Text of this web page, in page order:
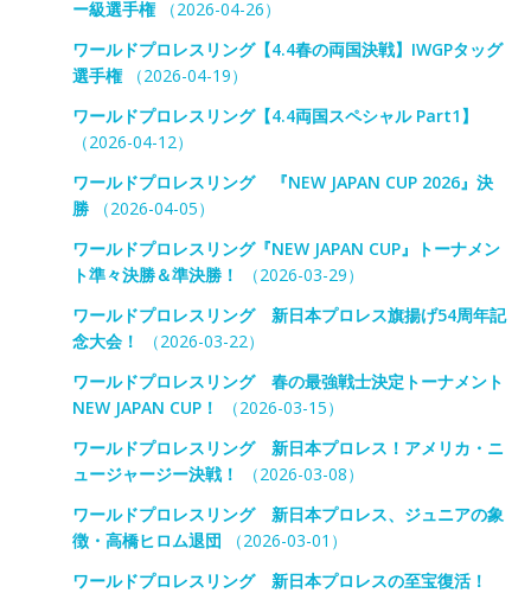
ー級選手権（2026-04-26）
ワールドプロレスリング【4.4春の両国決戦】IWGPタッグ
選手権（2026-04-19）
ワールドプロレスリング【4.4両国スペシャル Part1】
（2026-04-12）
ワールドプロレスリング 『NEW JAPAN CUP 2026』決
勝（2026-04-05）
ワールドプロレスリング『NEW JAPAN CUP』トーナメン
ト準々決勝＆準決勝！
（2026-03-29）
ワールドプロレスリング 新日本プロレス旗揚げ54周年記
念大会！
（2026-03-22）
ワールドプロレスリング 春の最強戦士決定トーナメント
NEW JAPAN CUP！
（2026-03-15）
ワールドプロレスリング 新日本プロレス！アメリカ・ニ
ュージャージー決戦！
（2026-03-08）
ワールドプロレスリング 新日本プロレス、ジュニアの象
徴・高橋ヒロム退団 （2026-03-01）
ワールドプロレスリング 新日本プロレスの至宝復活！